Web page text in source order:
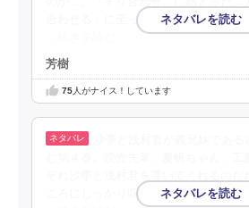
合わせる」に至った今回。好きと言っ
芳樹
75人がナイス！しています
ころにしっかり収まってくれて何だか